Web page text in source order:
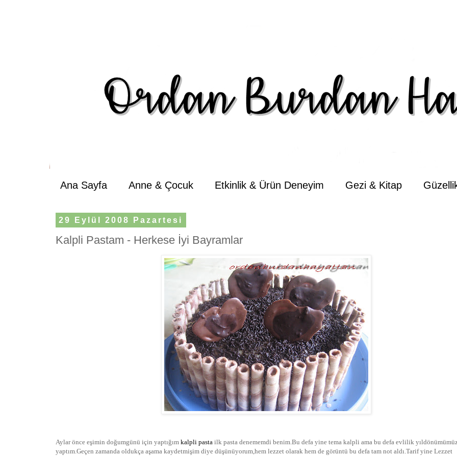
Ana Sayfa Anne & Çocuk Etkinlik & Ürün Deneyim Gezi & Kitap
29 Eylül 2008 Pazartesi
Kalpli Pastam - Herkese İyi Bayramlar
Aylar önce eşimin doğumgünü için yaptığım kalpli pasta ilk pasta denememdi benim.Bu defa yine tema kalpli ama bu defa evlilik
yaptım.Geçen zamanda oldukça aşama kaydetmişim diye düşünüyorum,hem lezzet olarak hem de görüntü bu defa tam not aldı.Tarif yine Lezzet